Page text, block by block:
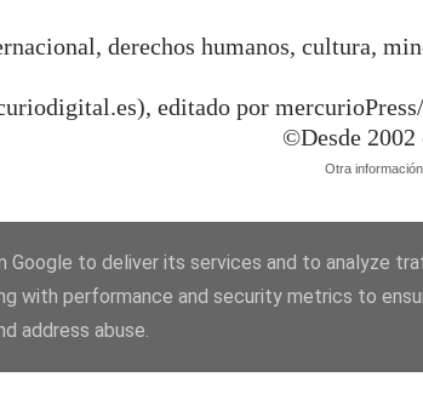
derechos humanos, cultura,
editado por
©Desde 2002
Otra
Google to deliver its services and to analyze
with performance and security metrics to
address abuse.